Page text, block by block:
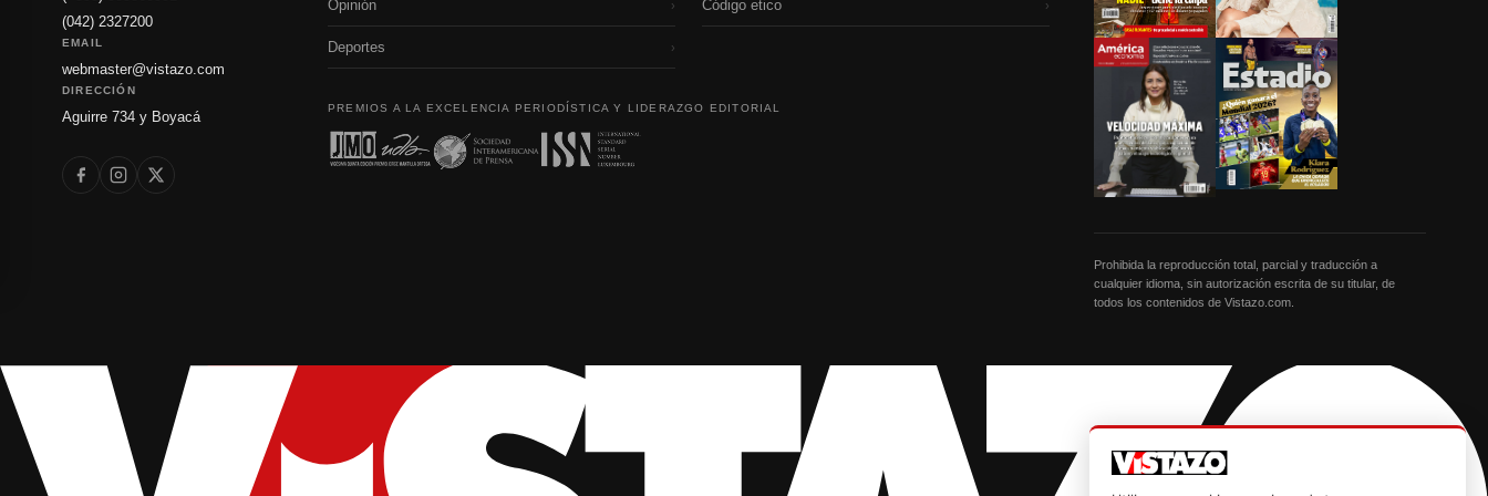
(042) 2327200
EMAIL
webmaster@vistazo.com
DIRECCIÓN
Aguirre 734 y Boyacá
Opinión ›
Deportes ›
Código etico ›
PREMIOS A LA EXCELENCIA PERIODÍSTICA Y LIDERAZGO EDITORIAL
Prohibida la reproducción total, parcial y traducción a
cualquier idioma, sin autorización escrita de su titular, de
todos los contenidos de Vistazo.com.